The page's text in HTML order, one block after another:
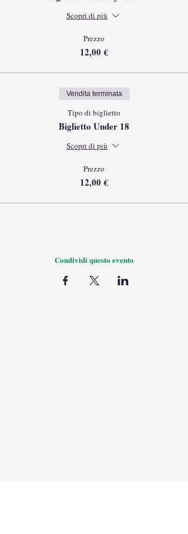
Scopri di più
Prezzo
12,00 €
Vendita terminata
Tipo di biglietto
Biglietto Under 18
Scopri di più
Prezzo
12,00 €
Condividi questo evento